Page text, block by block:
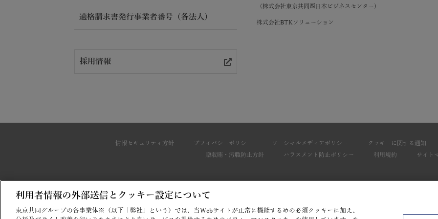
適格請求書発行事業者番号（各法人）
採用情報
（株式会社東京共同西日本ビジネスセンター）
株式会社BTKソリューション
情報セキュリティ方針 プライバシーポリシー ソーシャルメディアポリシー クッキーに関する通知
贈収賄・汚職防止方針
ハラスメント防止ポリシー 利用規約 サイト
利用者情報の外部送信とクッキー設定について
東京共同グループの各事業体※（以下「弊社」という）では、当Webサイトが正常に機能するめの必須クッキーに加え、